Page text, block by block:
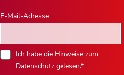
E-Mail-Adresse
Ich habe die Hinweise zum
Datenschutzgelesen.*